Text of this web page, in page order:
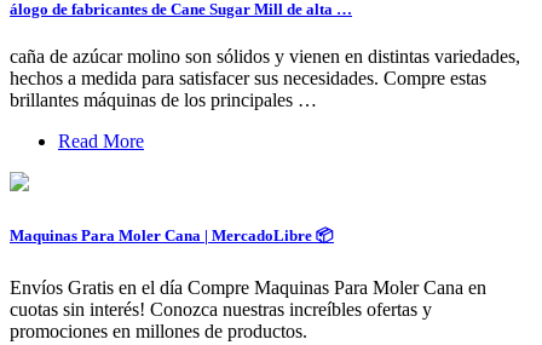
álogo de fabricantes de Cane Sugar Mill de alta …
caña de azúcar molino son sólidos y vienen en distintas variedades,
hechos a medida para satisfacer sus necesidades. Compre estas
brillantes máquinas de los principales …
Read More
Maquinas Para Moler Cana | MercadoLibre 📦
Envíos Gratis en el día Compre Maquinas Para Moler Cana en
cuotas sin interés! Conozca nuestras increíbles ofertas y
promociones en millones de productos.